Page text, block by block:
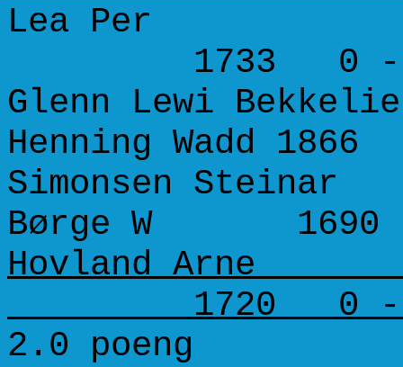
Lea Per
1733 0 -
Glenn Lewi
Henning Wadd
Simonsen Steinar
Børge W
Hovland Arne
1720 0 -
2.0 poeng